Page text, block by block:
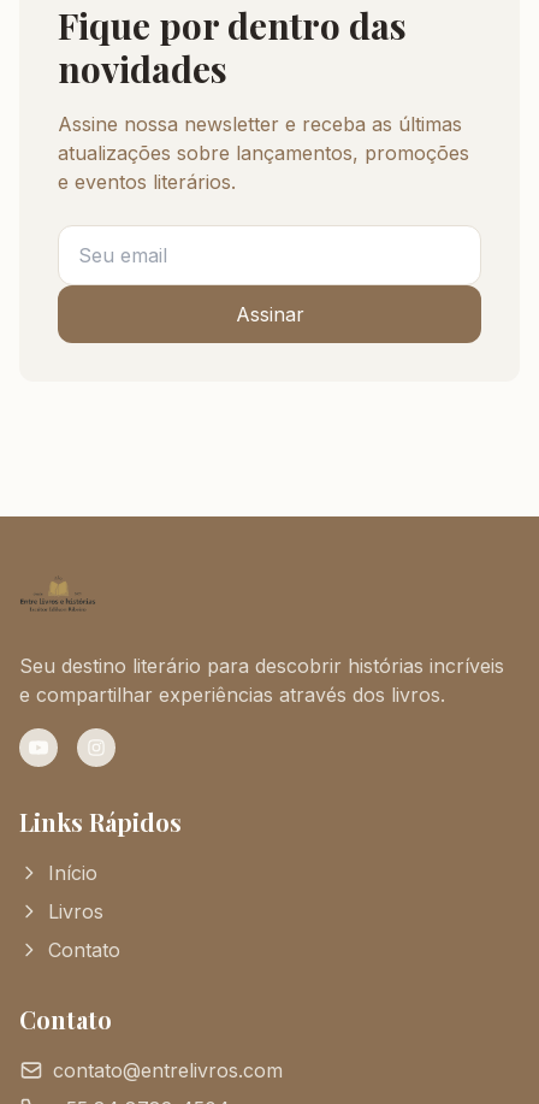
Fique por dentro das
novidades
Assine nossa newsletter e receba as últimas
atualizações sobre lançamentos, promoções
e eventos literários.
Assinar
Seu destino literário para descobrir histórias incríveis
e compartilhar experiências através dos livros.
YouTubeInstagram
Links Rápidos
Início
Livros
Contato
Contato
contato@entrelivros.com